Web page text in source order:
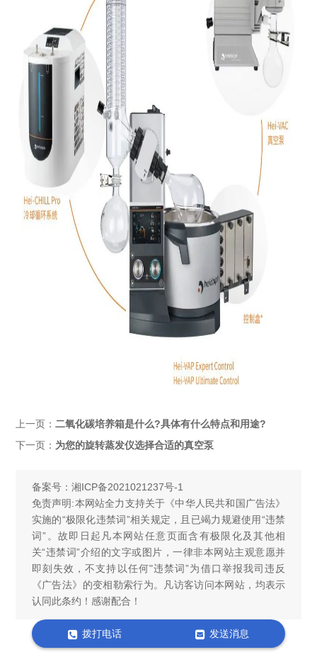
上一页：二氧化碳培养箱是什么?具体有什么特点和用途?
下一页： 为您的旋转蒸发仪选择合适的真空泵
备案号： 湘ICP备2021021237号-1
免责声明:本网站全力支持关于《中华人民共和国广告法》
实施的“极限化违禁词”相关规定，且已竭力规避使用“违禁
词”。故即日起凡本网站任意页面含有极限化及其他相
关“违禁词”介绍的文字或图片，一律非本网站主观意愿并
即刻失效，不支持以任何"违禁词”为借口举报我司违反
《广告法》的变相勒索行为。凡访客访问本网站，均表示
认同此条约！感谢配合！
拨打电话 发送消息